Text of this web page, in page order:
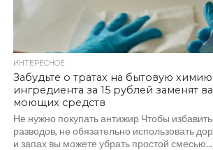
ИНТЕРЕСНОЕ
Забудьте о тратах на бытовую
ингредиента за 15 рублей заменят
моющих средств
Не нужно покупать антижир Чтобы
разводов, не обязательно использовать
и запах вы можете убрать простой смесью...